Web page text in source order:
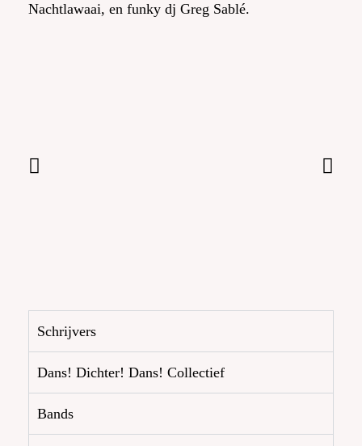
Nachtlawaai, en funky dj Greg Sablé.
Schrijvers
Dans! Dichter! Dans! Collectief
Bands